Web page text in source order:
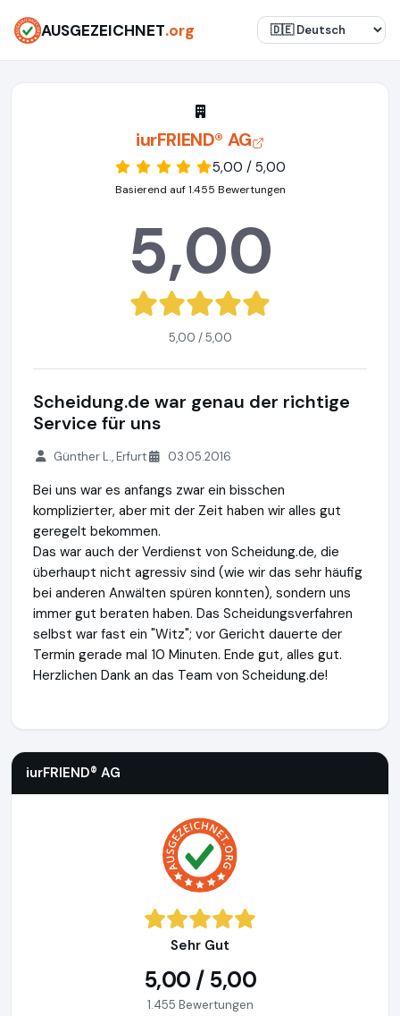
AUSGEZEICHNET.org
iurFRIEND® AG
5,00 / 5,00
Basierend auf 1.455 Bewertungen
5,00
5,00 / 5,00
Scheidung.de war genau der richtige
Service für uns
Günther L., Erfurt 03.05.2016
Bei uns war es anfangs zwar ein bisschen
komplizierter, aber mit der Zeit haben wir alles gut
geregelt bekommen.
Das war auch der Verdienst von Scheidung.de, die
überhaupt nicht agressiv sind (wie wir das sehr häufig
bei anderen Anwälten spüren konnten), sondern uns
immer gut beraten haben. Das Scheidungsverfahren
selbst war fast ein "Witz"; vor Gericht dauerte der
Termin gerade mal 10 Minuten. Ende gut, alles gut.
Herzlichen Dank an das Team von Scheidung.de!
iurFRIEND® AG
Sehr Gut
5,00 / 5,00
1.455 Bewertungen